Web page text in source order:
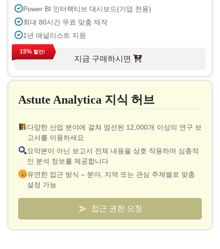
Power BI 인터랙티브 대시보드(기업 전용)
최대 80시간 무료 맞춤 제작
1년 애널리스트 지원
다음 주기 무료 보고서 업데이트 예정
무료 업계 소식 업데이트 (180일 이내)
구매 후 최대 40% 할인
지금 구매하시면
15% 할인!
Astute Analytica 지식 허브
다양한 산업 분야에 걸쳐 엄선된 12,000개 이상의 연구 보
고서를 이용하세요
요약본이 아닌 보고서 전체 내용을 상호 작용하며 심층적
인 분석 정보를 제공합니다
유연한 접근 방식 – 분야, 지역 또는 관심 주제별로 맞춤
설정 가능
스마트한 가격 책정 모델 – 보고서당 최저 10달러의 실효
검증 및 신속한 설명을 위해 분석가와의 연결 기능이 포함
되어 있습니다
접근 권한 요청